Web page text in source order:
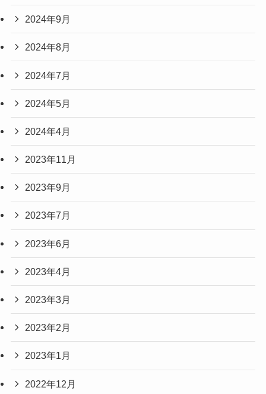
2024年9月
2024年8月
2024年7月
2024年5月
2024年4月
2023年11月
2023年9月
2023年7月
2023年6月
2023年4月
2023年3月
2023年2月
2023年1月
2022年12月